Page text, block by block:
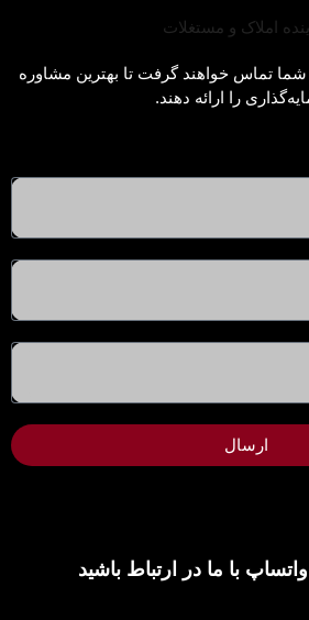
تماس خواهند گرفت تا بهترین مشاوره
را ارائه دهند.
ارسال
با ما در ارتباط باشید